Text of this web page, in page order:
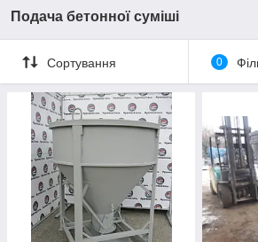
Подача бетонної суміші
Сортування 0